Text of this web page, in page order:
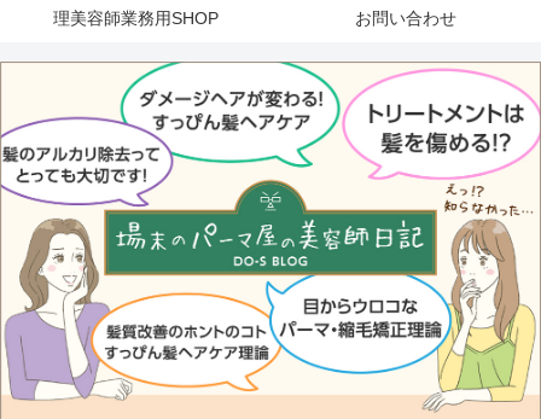
理美容師業務用SHOP お問い合わせ